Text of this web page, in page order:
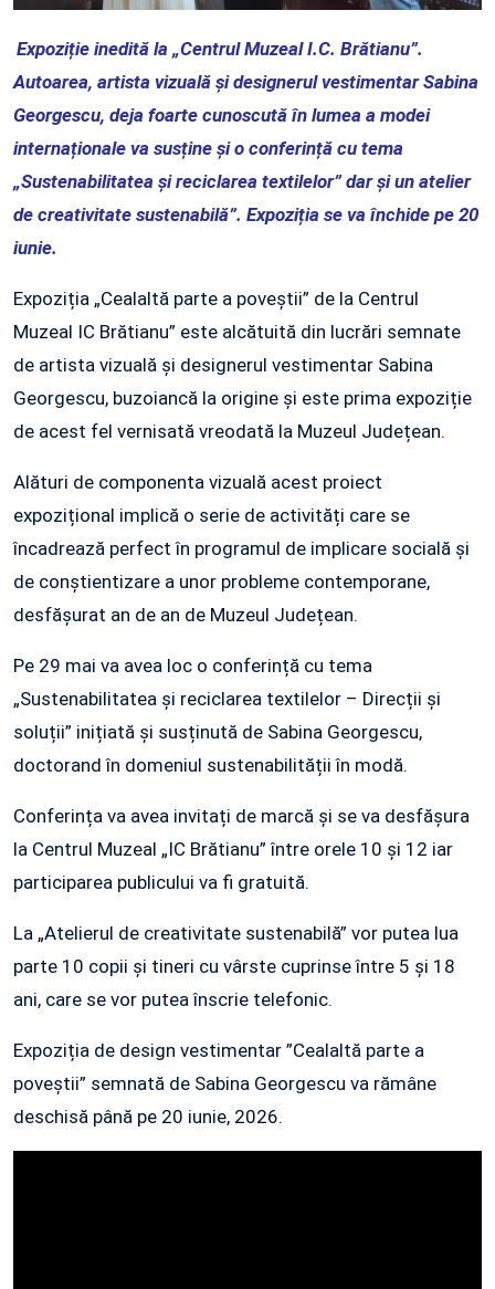
Expoziție inedită la „Centrul Muzeal I.C. Brătianu”.
Autoarea, artista vizuală și designerul vestimentar Sabina
Georgescu, deja foarte cunoscută în lumea a modei
internaționale va susține și o conferință cu tema
„Sustenabilitatea și reciclarea textilelor” dar și un atelier
de creativitate sustenabilă”. Expoziția se va închide pe 20
iunie.
Expoziția „Cealaltă parte a poveștii” de la Centrul
Muzeal IC Brătianu” este alcătuită din lucrări semnate
de artista vizuală și designerul vestimentar Sabina
Georgescu, buzoiancă la origine și este prima expoziție
de acest fel vernisată vreodată la Muzeul Județean.
Alături de componenta vizuală acest proiect
expozițional implică o serie de activități care se
încadrează perfect în programul de implicare socială și
de conștientizare a unor probleme contemporane,
desfășurat an de an de Muzeul Județean.
Pe 29 mai va avea loc o conferință cu tema
„Sustenabilitatea și reciclarea textilelor – Direcții și
soluții” inițiată și susținută de Sabina Georgescu,
doctorand în domeniul sustenabilității în modă.
Conferința va avea invitați de marcă și se va desfășura
la Centrul Muzeal „IC Brătianu” între orele 10 și 12 iar
participarea publicului va fi gratuită.
La „Atelierul de creativitate sustenabilă” vor putea lua
parte 10 copii și tineri cu vârste cuprinse între 5 și 18
ani, care se vor putea înscrie telefonic.
Expoziția de design vestimentar ”Cealaltă parte a
poveștii” semnată de Sabina Georgescu va rămâne
deschisă până pe 20 iunie, 2026.